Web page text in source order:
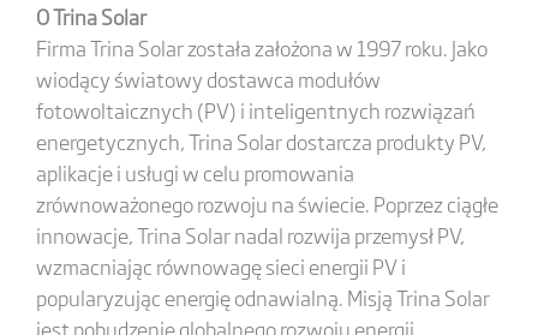
O Trina Solar
Firma Trina Solar została założona w 1997 roku. Jako
wiodący światowy dostawca modułów
fotowoltaicznych (PV) i inteligentnych rozwiązań
energetycznych, Trina Solar dostarcza produkty PV,
aplikacje i usługi w celu promowania
zrównoważonego rozwoju na świecie. Poprzez ciągłe
innowacje, Trina Solar nadal rozwija przemysł PV,
wzmacniając równowagę sieci energii PV i
popularyzując energię odnawialną. Misją Trina Solar
jest pobudzenie globalnego rozwoju energii